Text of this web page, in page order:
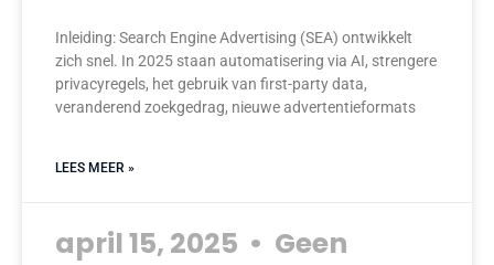
Inleiding: Search Engine Advertising (SEA) ontwikkelt
zich snel. In 2025 staan automatisering via AI, strengere
privacyregels, het gebruik van first-party data,
veranderend zoekgedrag, nieuwe advertentieformats
LEES MEER »
april 15, 2025
Geen